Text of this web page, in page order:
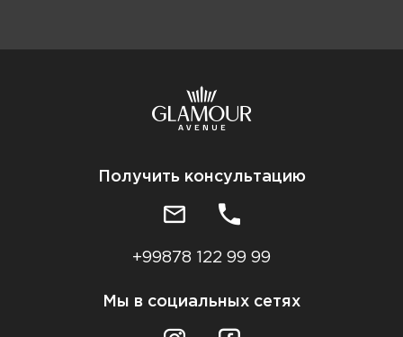
Получить консультацию
+99878 122 99 99
Мы в социальных сетях